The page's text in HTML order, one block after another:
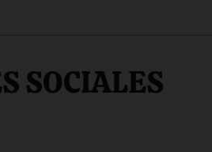
SOCIALES